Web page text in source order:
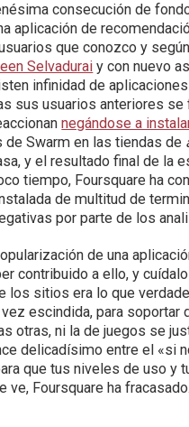
consecución de
aplicación de
que conozco y
Selvadurai y con nuevo
infinidad de
sus usuarios anteriores
negándose a
de Swarm en las tiendas de
y el resultado final de la
tiempo, Foursquare ha
de multitud de
por parte de los
de una
contribuido a ello, y
los sitios era lo que
escindida, para
otras, ni la de juegos se
delicadísimo entre el «si
que tus niveles de uso y
ve, Foursquare ha fracasado.